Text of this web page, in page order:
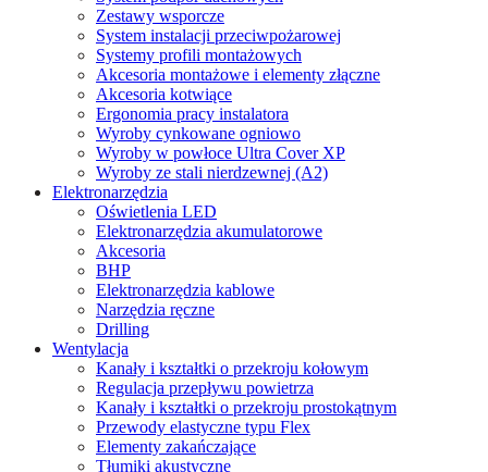
Zestawy wsporcze
System instalacji przeciwpożarowej
Systemy profili montażowych
Akcesoria montażowe i elementy złączne
Akcesoria kotwiące
Ergonomia pracy instalatora
Wyroby cynkowane ogniowo
Wyroby w powłoce Ultra Cover XP
Wyroby ze stali nierdzewnej (A2)
Elektronarzędzia
Oświetlenia LED
Elektronarzędzia akumulatorowe
Akcesoria
BHP
Elektronarzędzia kablowe
Narzędzia ręczne
Drilling
Wentylacja
Kanały i kształtki o przekroju kołowym
Regulacja przepływu powietrza
Kanały i kształtki o przekroju prostokątnym
Przewody elastyczne typu Flex
Elementy zakańczające
Tłumiki akustyczne